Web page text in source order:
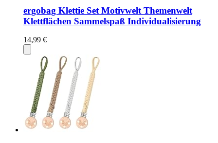
ergobag Klettie Set Motivwelt Themenwelt
Klettflächen Sammelspaß Individualisierung
14,99 €